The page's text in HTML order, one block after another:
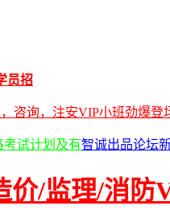
员招
咨询，注安VIP小班劲爆登
考试计划及有智诚出品论坛
价/监理/消防